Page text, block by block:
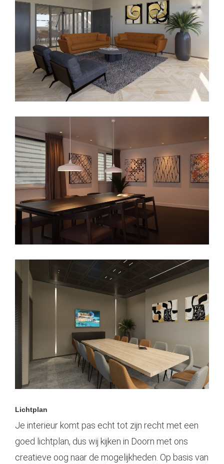
Lichtplan
Je interieur komt pas echt tot zijn recht met een
goed lichtplan, dus wij kijken in Doorn met ons
creatieve oog naar de mogelijkheden. Op basis van